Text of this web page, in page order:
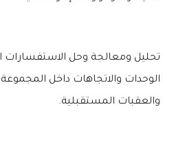
تحليل ومعالجة وحل الاستفسارات
الوحدات والاتجاهات داخل
والعقبات المستقبلية.